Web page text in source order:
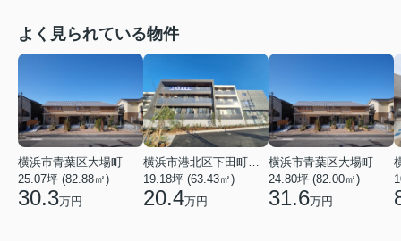
よく見られている物件
横浜市青葉区大場町
25.07坪 (82.88㎡)
30.3万円
19.18坪 (63.43㎡)
20.4万円
横浜市青葉区大場町
24.80坪 (82.00㎡)
31.6万円